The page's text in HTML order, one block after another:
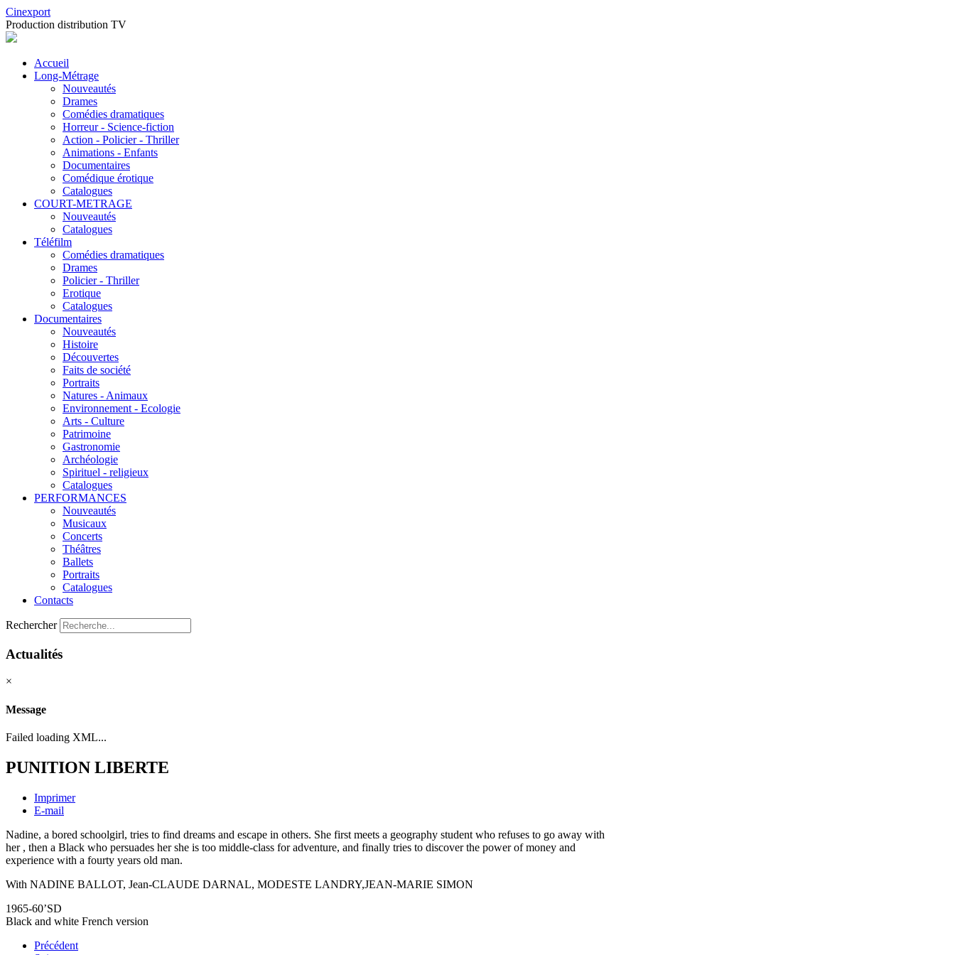
Cinexport
Production distribution TV
Accueil
Long-Métrage
Nouveautés
Drames
Comédies dramatiques
Horreur - Science-fiction
Action - Policier - Thriller
Animations - Enfants
Documentaires
Comédique érotique
Catalogues
COURT-METRAGE
Nouveautés
Catalogues
Téléfilm
Comédies dramatiques
Drames
Policier - Thriller
Erotique
Catalogues
Documentaires
Nouveautés
Histoire
Découvertes
Faits de société
Portraits
Natures - Animaux
Environnement - Ecologie
Arts - Culture
Patrimoine
Gastronomie
Archéologie
Spirituel - religieux
Catalogues
PERFORMANCES
Nouveautés
Musicaux
Concerts
Théâtres
Ballets
Portraits
Catalogues
Contacts
Rechercher
Actualités
×
Message
Failed loading XML...
PUNITION LIBERTE
Imprimer
E-mail
Nadine, a bored schoolgirl, tries to find dreams and escape in others. She first meets a geography student who refuses to go away with
her , then a Black who persuades her she is too middle-class for adventure, and finally tries to discover the power of money and
experience with a fourty years old man.
With NADINE BALLOT, Jean-CLAUDE DARNAL, MODESTE LANDRY,JEAN-MARIE SIMON
1965-60’SD
Black and white French version
Précédent